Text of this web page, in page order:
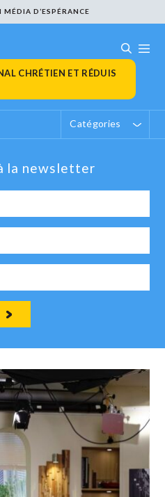
MÉDIA D’ESPÉRANCE
CHRÉTIEN ET RÉDUIS
Catégories
la newsletter